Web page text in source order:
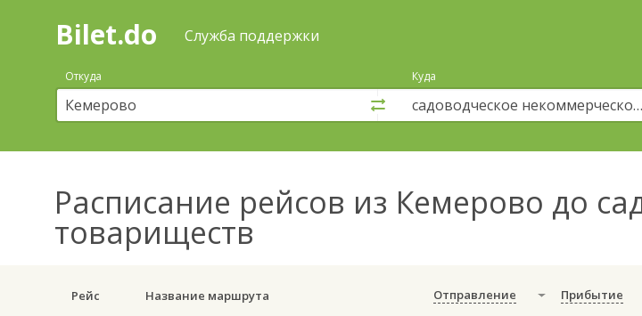
Поиск
покупка
билетов
автобус
онлайн
Bilet.do Служба поддержки
Откуда Куда
Расписание рейсов из Кемерово до
товариществ
Рейс Название маршрута Отправление Прибытие